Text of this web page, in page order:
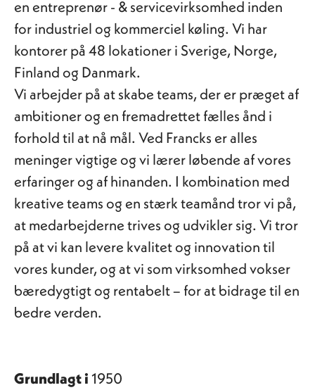
en entreprenør - & servicevirksomhed inden
for industriel og kommerciel køling. Vi har
kontorer på 48 lokationer i Sverige, Norge,
Finland og Danmark.
Vi arbejder på at skabe teams, der er præget af
ambitioner og en fremadrettet fælles ånd i
forhold til at nå mål. Ved Francks er alles
meninger vigtige og vi lærer løbende af vores
erfaringer og af hinanden. I kombination med
kreative teams og en stærk teamånd tror vi på,
at medarbejderne trives og udvikler sig. Vi tror
på at vi kan levere kvalitet og innovation til
vores kunder, og at vi som virksomhed vokser
bæredygtigt og rentabelt – for at bidrage til en
bedre verden.
Grundlagt i1950